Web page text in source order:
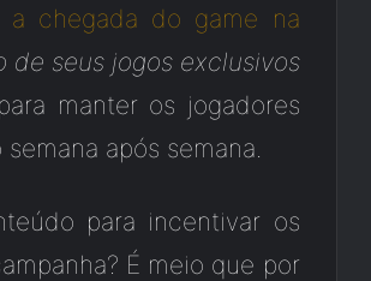
a chegada do game na
de seus jogos exclusivos
manter os jogadores
após semana.
para incentivar os
É meio que por